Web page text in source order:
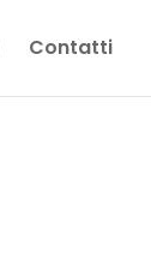
Contatti